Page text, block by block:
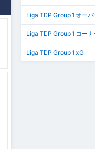
Liga TDP Group 1 オー
Liga TDP Group 1 コーナ
Liga TDP Group 1 xG